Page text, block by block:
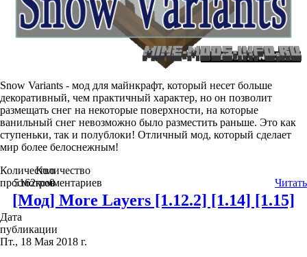
Snow Variants - мод для майнкрафт, который несет больше
декоративный, чем практичный характер, но он позволит
размещать снег на некоторые поверхности, на которые
ванильный снег невозможно было разместить раньше. Это как
ступеньки, так и полублоки! Отличный мод, который сделает
мир более белоснежным!
Количество
просмотров
5162
Количество
комментариев
0 Читать
[Мод] More Layers [1.12.2] [1.14] [1.15]
Дата
публикации
Пт., 18 Мая 2018 г.